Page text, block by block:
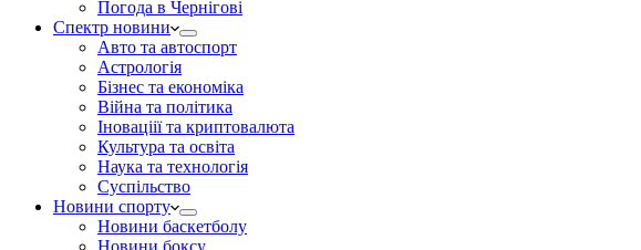
Погода в Чернігові
Спектр новини
Авто та автоспорт
Астрологія
Бізнес та економіка
Війна та політика
Іноваціії та криптовалюта
Культура та освіта
Наука та технологія
Суспільство
Новини спорту
Новини баскетболу
Новини боксу